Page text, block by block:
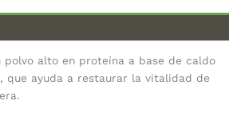
polvo alto en proteína a base de caldo
que ayuda a restaurar la vitalidad de